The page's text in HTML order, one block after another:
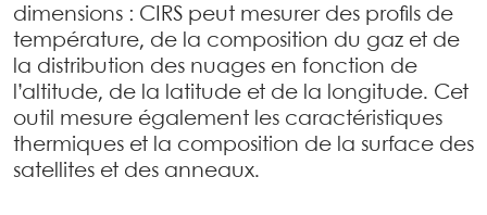
dimensions : CIRS peut mesurer des profils de
température, de la composition du gaz et de
la distribution des nuages en fonction de
l’altitude, de la latitude et de la longitude. Cet
outil mesure également les caractéristiques
thermiques et la composition de la surface des
satellites et des anneaux.